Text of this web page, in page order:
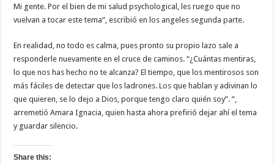
Mi gente. Por el bien de mi salud psychological, les ruego que no
vuelvan a tocar este tema”, escribió en los angeles segunda parte.
En realidad, no todo es calma, pues pronto su propio lazo sale a
responderle nuevamente en el cruce de caminos. “¿Cuántas mentiras,
lo que nos has hecho no te alcanza? El tiempo, que los mentirosos son
más fáciles de detectar que los ladrones. Los que hablan y adivinan lo
que quieren, se lo dejo a Dios, porque tengo claro quién soy”. ”,
arremetió Amara Ignacia, quien hasta ahora prefirió dejar ahí el tema
y guardar silencio.
Share this: